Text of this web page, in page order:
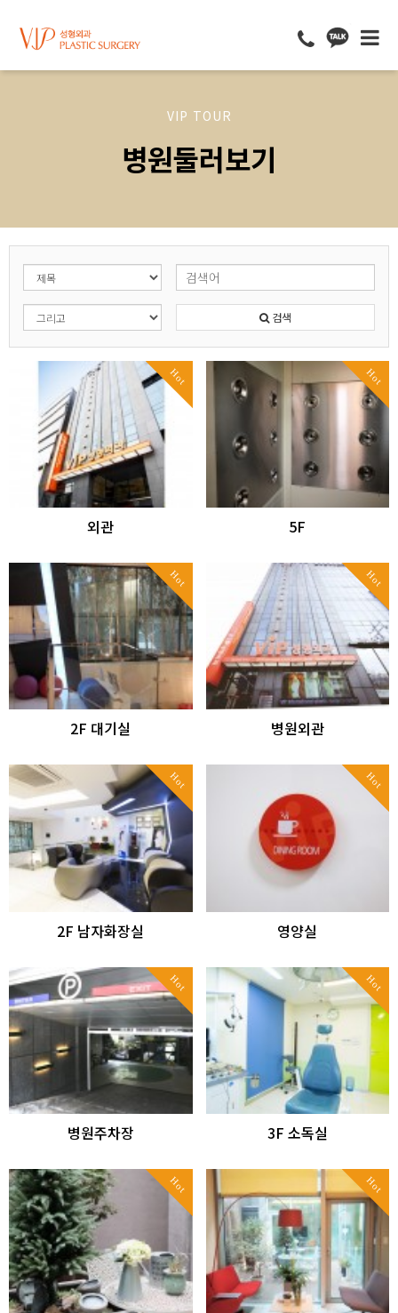
VIP TOUR
병원둘러보기
검색
Hot
외관
Hot
5F
Hot
2F 대기실
Hot
병원외관
Hot
2F 남자화장실
Hot
영양실
Hot
병원주차장
Hot
3F 소독실
Hot Hot